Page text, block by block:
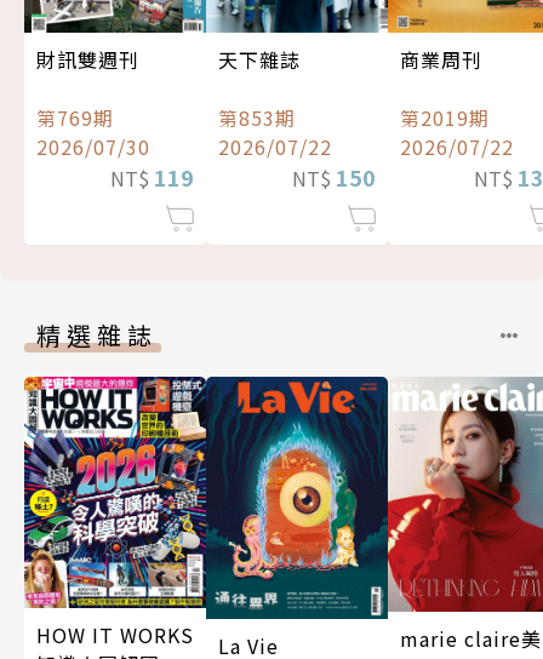
財訊雙週刊
第769期
2026/07/30
NT$ 119
天下雜誌
第853期
2026/07/22
NT$ 150
商業周刊
第2019期
2026/07/22
NT$
精選雜誌
HOW IT WORKS
La Vie
marie claire美